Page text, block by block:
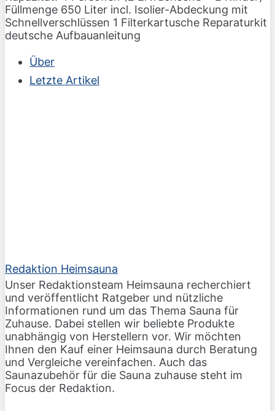
Füllmenge 650 Liter incl. Isolier-Abdeckung mit
Schnellverschlüssen 1 Filterkartusche Reparaturkit
deutsche Aufbauanleitung
Über
Letzte Artikel
Redaktion Heimsauna
Unser Redaktionsteam Heimsauna recherchiert
und veröffentlicht Ratgeber und nützliche
Informationen rund um das Thema Sauna für
Zuhause. Dabei stellen wir beliebte Produkte
unabhängig von Herstellern vor. Wir möchten
Ihnen den Kauf einer Heimsauna durch Beratung
und Vergleiche vereinfachen. Auch das
Saunazubehör für die Sauna zuhause steht im
Focus der Redaktion.